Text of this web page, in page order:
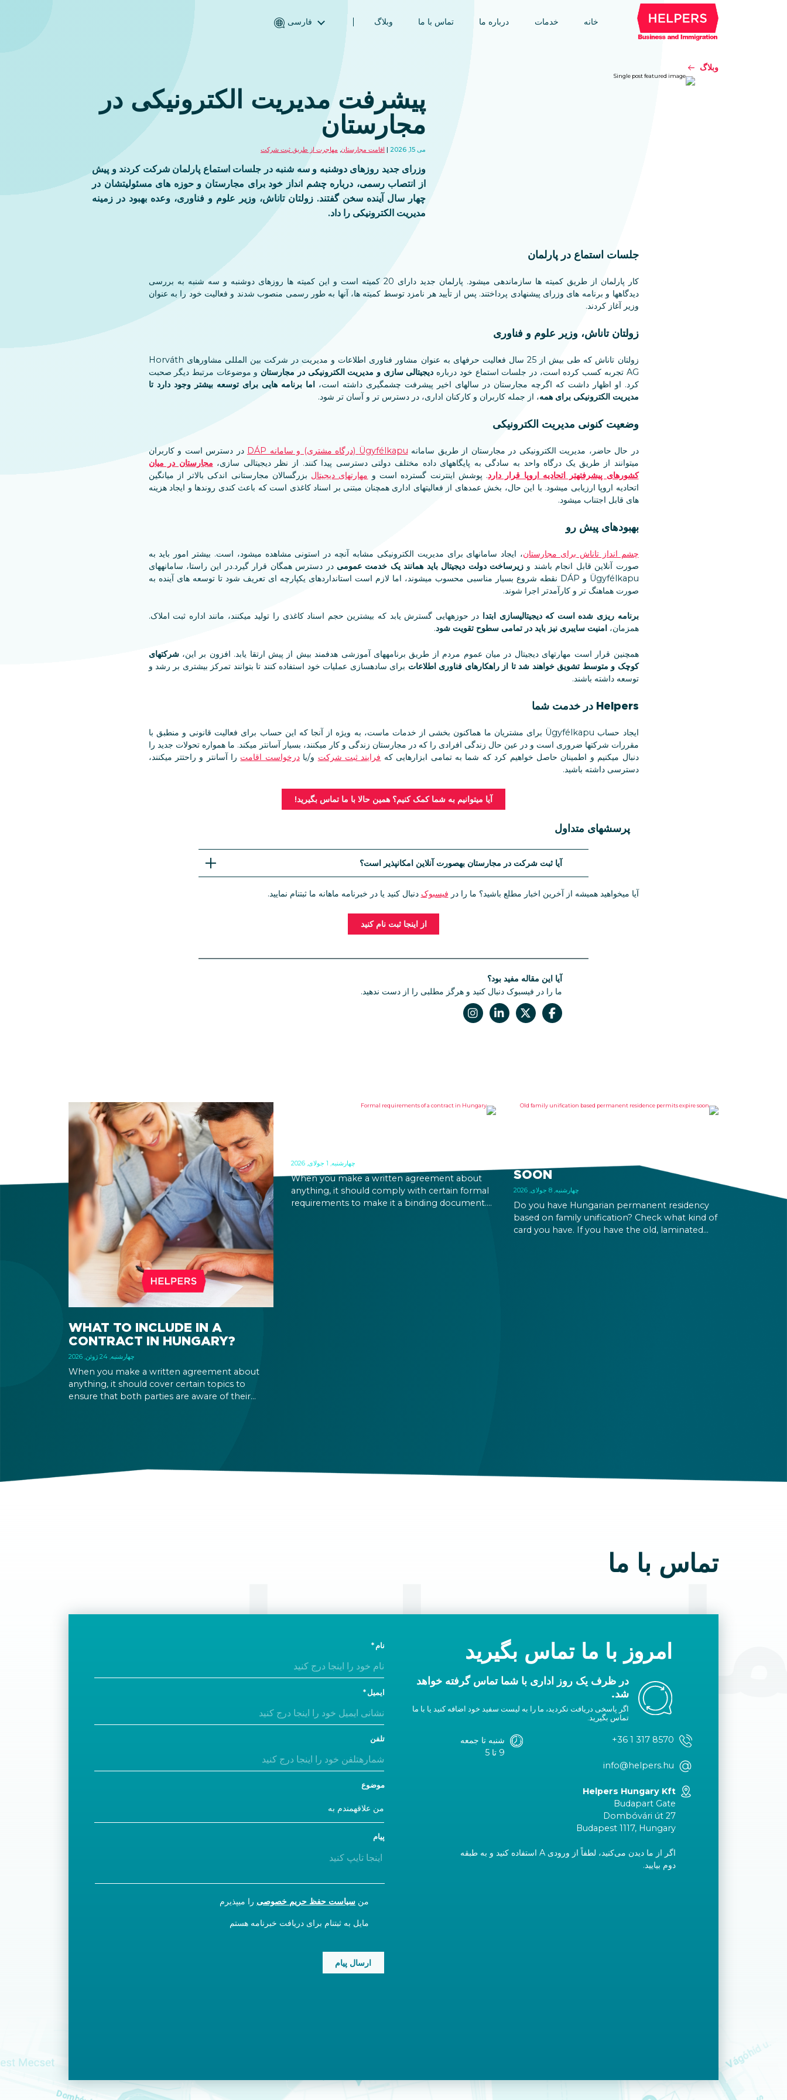
خانه خدمات درباره ما تماس با ما وبلاگ فارسی
Русский (روسی)
Español (اسپانیایی)
Türkçe (ترکی)
简体中文 (چینی ساده‌شده)
وبلاگ
پیشرفت مدیریت الکترونیکی در
مجارستان
می 15, 2026 اقامت مجارستان مهاجرت از طریق ثبت شرکت
وزرای جدید روزهای دوشنبه و سه شنبه در جلسات استماع پارلمان شرکت کردند و پیش
از انتصاب رسمی، درباره چشم انداز خود برای مجارستان و حوزه های مسئولیتشان در
چهار سال آینده سخن گفتند. زولتان تاناش، وزیر علوم و فناوری، وعده بهبود در زمینه
مدیریت الکترونیکی را داد.
جلسات استماع در پارلمان
کار پارلمان از طریق کمیته ها سازماندهی میشود. پارلمان جدید دارای 20 کمیته است و این کمیته ها روزهای دوشنبه و سه شنبه به بررسی
دیدگاهها و برنامه های وزرای پیشنهادی پرداختند. پس از تأیید هر نامزد توسط کمیته ها، آنها به طور رسمی منصوب شدند و فعالیت خود را به عنوان
وزیر آغاز کردند.
زولتان تاناش، وزیر علوم و فناوری
زولتان تاناش که طی بیش از 25 سال فعالیت حرفهای به عنوان مشاور فناوری اطلاعات و مدیریت در شرکت بین المللی مشاورهای Horváth
AG تجربه کسب کرده است، در جلسات استماع خود درباره
دیجیتالی سازی و مدیریت الکترونیکی در مجارستان و موضوعات مرتبط دیگر صحبت
کرد. او اظهار داشت که اگرچه مجارستان در سالهای اخیر پیشرفت چشمگیری داشته است،اما برنامه هایی برای توسعه بیشتر وجود دارد تا
مدیریت الکترونیکی برای همه، از جمله کاربران و کارکنان اداری، در دسترس تر و آسان تر شود.
وضعیت کنونی مدیریت الکترونیکی
در حال حاضر، مدیریت الکترونیکی در مجارستان از طریق سامانه Ügyfélkapu (درگاه مشتری) و سامانه DÁP
در دسترس است و کاربران
میتوانند از طریق یک درگاه واحد به سادگی به پایگاههای داده مختلف دولتی دسترسی پیدا کنند. از نظر دیجیتالی سازی، مجارستان در میان
کشورهای پیشرفتهتر اتحادیه اروپا قرار دارد. پوشش اینترنت گسترده است و مهارتهای دیجیتال بزرگسالان مجارستانی اندکی بالاتر از میانگین
اتحادیه اروپا ارزیابی میشود. با این حال، بخش عمدهای از فعالیتهای اداری همچنان مبتنی بر اسناد کاغذی است که باعث کندی روندها و ایجاد هزینه
های قابل اجتناب میشود.
بهبودهای پیش رو
چشم انداز تاناش برای مجارستان، ایجاد سامانهای برای مدیریت الکترونیکی مشابه آنچه در استونی مشاهده میشود، است. بیشتر امور باید به
صورت آنلاین قابل انجام باشند وزیرساخت دولت دیجیتال باید همانند یک خدمت عمومی در دسترس همگان قرار گیرد.در این راستا، سامانههای
Ügyfélkapu و DÁP نقطه شروع بسیار مناسبی محسوب میشوند، اما لازم است استانداردهای یکپارچه ای تعریف شود تا توسعه های آینده به
صورت هماهنگ تر و کارآمدتر اجرا شوند.
برنامه ریزی شده است که دیجیتالیسازی ابتدا در حوزههایی گسترش یابد که بیشترین حجم اسناد کاغذی را تولید میکنند، مانند اداره ثبت املاک.
همزمان، امنیت سایبری نیز باید در تمامی سطوح تقویت شود.
همچنین قرار است مهارتهای دیجیتال در میان عموم مردم از طریق برنامههای آموزشی هدفمند بیش از پیش ارتقا یابد. افزون بر این،شرکتهای
کوچک و متوسط تشویق خواهند شد تا از راهکارهای فناوری اطلاعات برای سادهسازی عملیات خود استفاده کنند تا بتوانند تمرکز بیشتری بر رشد و
توسعه داشته باشند.
Helpers در خدمت شما
ایجاد حساب Ügyfélkapu برای مشتریان ما هماکنون بخشی از خدمات ماست، به ویژه از آنجا که این حساب برای فعالیت قانونی و منطبق با
مقررات شرکتها ضروری است و در عین حال زندگی افرادی را که در مجارستان زندگی و کار میکنند، بسیار آسانتر میکند. ما همواره تحولات جدید را
دنبال میکنیم و اطمینان حاصل خواهیم کرد که شما به تمامی ابزارهایی که فرایند ثبت شرکت و/یادرخواست اقامت را آسانتر و راحتتر میکنند،
دسترسی داشته باشید.
آیا میتوانیم به شما کمک کنیم؟ همین حالا با ما تماس بگیرید!
پرسشهای متداول
آیا ثبت شرکت در مجارستان بهصورت آنلاین امکانپذیر است؟
رسمی (POA). هنوز مشخص نیست که با توجه به تحولات جدید در حوزه مدیریت الکترونیکی، روندآیا میخواهید همیشه از آخرین اخبار مطلع باشید؟ ما را در فیسبوک دنبال کنید یا در خبرنامه ماهانه ما ثبتنام نمایید.
از اینجا ثبت نام کنید
آیا این مقاله مفید بود؟
ما را در فیسبوک دنبال کنید و هرگز مطلبی را از دست ندهید.
SOON
چهارشنبه, 8 جولای, 2026
Do you have Hungarian permanent residency
based on family unification? Check what kind of
card you have. If you have the old, laminated
چهارشنبه, 1 جولای, 2026
When you make a written agreement about
anything, it should comply with certain formal
requirements to make it a binding document.
WHAT TO INCLUDE IN A
CONTRACT IN HUNGARY?
چهارشنبه, 24 ژوئن, 2026
When you make a written agreement about
anything, it should cover certain topics to
ensure that both parties are aware of their
با ما تماس با ما
امروز با ما تماس بگیرید
در ظرف یک روز اداری با شما تماس گرفته خواهد
شد.
اگر پاسخی دریافت نکردید، ما را به لیست سفید خود اضافه کنید یا با ما
تماس بگیرید.
+36 1 317 8570
info@helpers.hu
شنبه تا جمعه
9 تا 5
Helpers Hungary Kft
Budapart Gate
Dombóvári út 27
Budapest 1117, Hungary
اگر از ما دیدن می‌کنید، لطفاً از ورودی A استفاده کنید و به طبقه
دوم بیایید.
نام
ایمیل
تلفن
موضوع
پیام
CONSENT
من سیاست حفظ حریم خصوصی را میپذیرم
NEWSLETTER
مایل به ثبتنام برای دریافت خبرنامه هستم